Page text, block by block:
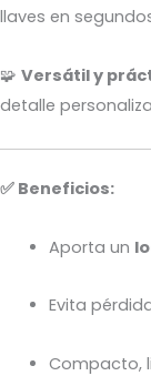
llaves en
🧩 Versátil y
detalle
✅ Beneficios:
Aporta un
Evita
Compacto,